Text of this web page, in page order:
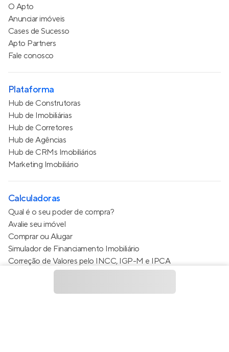
O Apto
Anunciar imóveis
Cases de Sucesso
Apto Partners
Fale conosco
Plataforma
Hub de Construtoras
Hub de Imobiliárias
Hub de Corretores
Hub de Agências
Hub de CRMs Imobiliários
Marketing Imobiliário
Calculadoras
Qual é o seu poder de compra?
Avalie seu imóvel
Comprar ou Alugar
Simulador de Financiamento Imobiliário
Correção de Valores pelo INCC, IGP-M e IPCA
Estimativa de valor do condomínio